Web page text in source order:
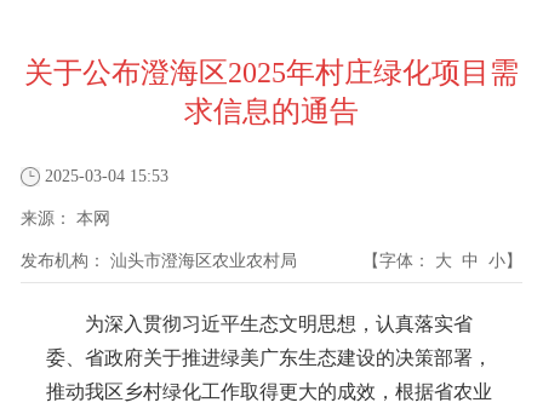
关于公布澄海区2025年村庄绿化项目需
求信息的通告
2025-03-04 15:53
来源： 本网
发布机构： 汕头市澄海区农业农村局 【字体： 大 中 小】
为深入贯彻习近平生态文明思想，认真落实省
委、省政府关于推进绿美广东生态建设的决策部署，
推动我区乡村绿化工作取得更大的成效，根据省农业